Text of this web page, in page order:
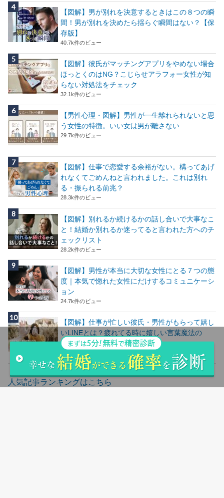
【図解】男が別れを決意するときはこの８つの瞬
間！男が別れを決めたら揺らぐ瞬間はない？【保
存版】
40.7k件のビュー
【図解】彼氏がマッチングアプリをやめない場合
ほっとくのはNG？こじらせアラフォー女性が知
らない対処法をチェック
32.1k件のビュー
【男性心理・図解】男性が一生離れられないと思
う女性の特徴。いい女は男が離さない
29.7k件のビュー
【図解】仕事で恋愛する余裕がない。構ってあげ
れなくてごめんねと言われました。これは別れ
る・振られる前兆？
28.3k件のビュー
【図解】別れるか続けるかの話し合いで大事なこ
と！結婚か別れるか迷ってると言われた方へのチ
ェックリスト
28.2k件のビュー
【図解】男性が本当に大切な女性にとる７つの態
度｜本気で惚れた女性にだけするコミュニケーシ
ョン
24.7k件のビュー
【図解】仕事が忙しい彼氏・男性がもらって嬉し
いLINEとは？疲れてる時に嬉しい言葉魔法の
LINE
24.5k件のビュー
人気記事ランキングはこちら